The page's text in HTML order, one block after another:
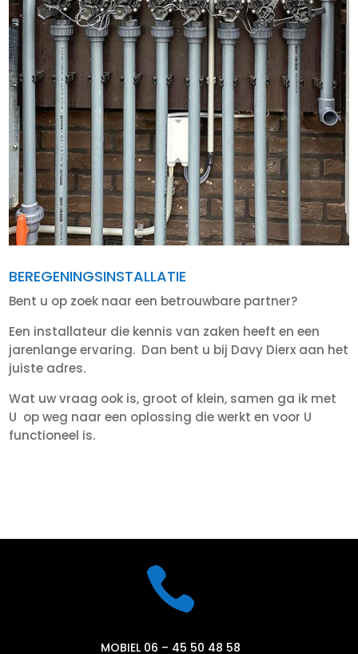
BEREGENINGSINSTALLATIE
Bent u op zoek naar een betrouwbare partner?
Een installateur die kennis van zaken heeft en een
jarenlange ervaring. Dan bent u bij Davy Dierx aan het
juiste adres.
Wat uw vraag ook is, groot of klein, samen ga ik met
U op weg naar een oplossing die werkt en voor U
functioneel is.

MOBIEL 06 – 45 50 48 58